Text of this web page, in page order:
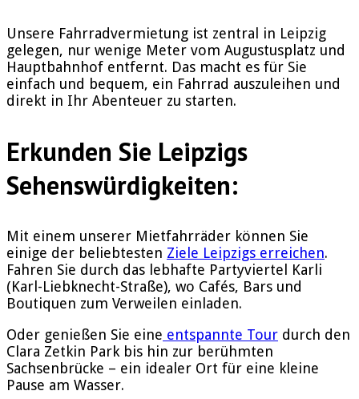
Unsere Fahrradvermietung ist zentral in Leipzig
gelegen, nur wenige Meter vom Augustusplatz und
Hauptbahnhof entfernt. Das macht es für Sie
einfach und bequem, ein Fahrrad auszuleihen und
direkt in Ihr Abenteuer zu starten.
Erkunden Sie Leipzigs
Sehenswürdigkeiten:
Mit einem unserer Mietfahrräder können Sie
einige der beliebtesten Ziele Leipzigs erreichen.
Fahren Sie durch das lebhafte Partyviertel Karli
(Karl-Liebknecht-Straße), wo Cafés, Bars und
Boutiquen zum Verweilen einladen.
Oder genießen Sie eine entspannte Tour durch den
Clara Zetkin Park bis hin zur berühmten
Sachsenbrücke – ein idealer Ort für eine kleine
Pause am Wasser.